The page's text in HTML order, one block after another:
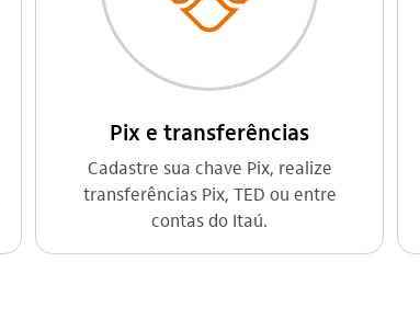
Pix e transferências
Cadastre sua chave Pix, realize
transferências Pix, TED ou entre
contas do Itaú.